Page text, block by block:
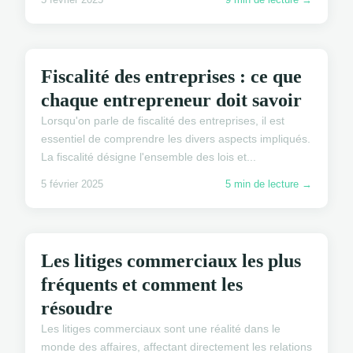
DROIT COMMERCIAL
Fiscalité des entreprises : ce que
chaque entrepreneur doit savoir
Lorsqu'on parle de fiscalité des entreprises, il est
essentiel de comprendre les divers aspects impliqués.
La fiscalité désigne l'ensemble des lois et...
5 février 2025 5 min de lecture →
DROIT COMMERCIAL
Les litiges commerciaux les plus
fréquents et comment les
résoudre
Les litiges commerciaux sont une réalité dans le
monde des affaires, affectant directement les relations